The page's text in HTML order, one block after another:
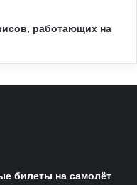
работающих на
билеты на самолёт